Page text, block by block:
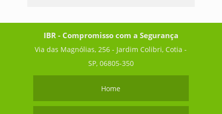
IBR - Compromisso com a Segurança
Via das Magnólias, 256 - Jardim Colibri, Cotia -
SP, 06805-350
Home